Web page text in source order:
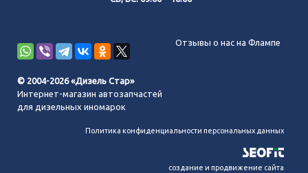
Отзывы о нас на Флампе
© 2004-2026 «Дизель Стар»
Интернет-магазин автозапчастей
для дизельных иномарок
Политика конфиденциальности персональных данных
создание и продвижение сайта